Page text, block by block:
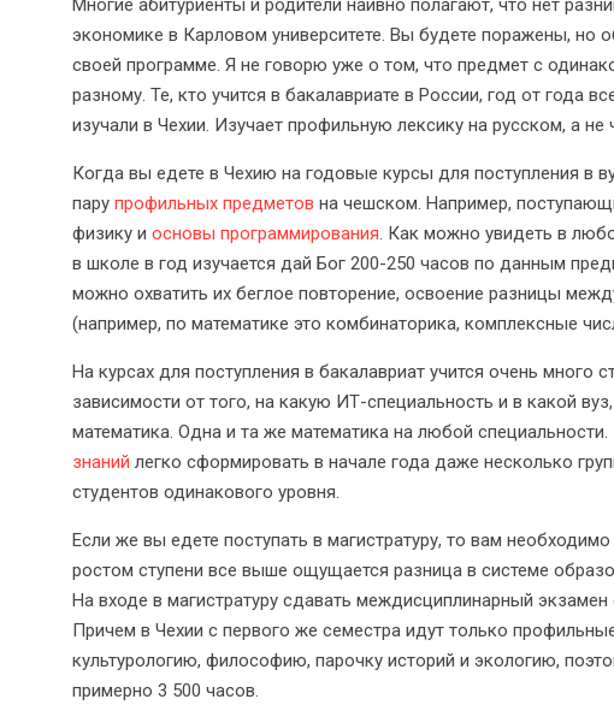
Многие абитуриенты и родители наивно полагают, что нет
экономике в Карловом университете. Вы будете поражены, но
своей программе. Я не говорю уже о том, что предмет с
разному. Те, кто учится в бакалавриате в России, год от года
изучали в Чехии. Изучает профильную лексику на русском, а не
Когда вы едете в Чехию на годовые курсы для поступления в
пару профильных предметов на чешском. Например,
физику и основы программирования. Как можно увидеть в
в школе в год изучается дай Бог 200-250 часов по данным
можно охватить их беглое повторение, освоение разницы
(например, по математике это комбинаторика, комплексные
На курсах для поступления в бакалавриат учится очень много
зависимости от того, на какую ИТ-специальность и в какой
математика. Одна и та же математика на любой
знаний легко сформировать в начале года даже несколько
студентов одинакового уровня.
Если же вы едете поступать в магистратуру, то вам
ростом ступени все выше ощущается разница в системе
На входе в магистратуру сдавать междисциплинарный
Причем в Чехии с первого же семестра идут только
культурологию, философию, парочку историй и экологию,
примерно 3 500 часов.